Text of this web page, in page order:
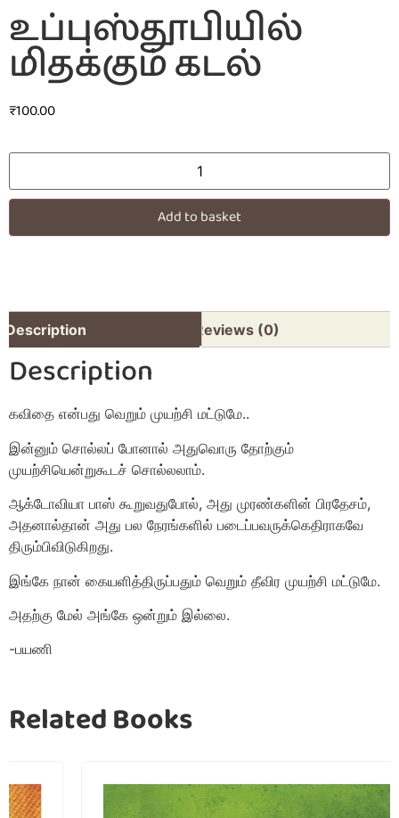
உப்புஸ்தூபியில்
மிதக்கும் கடல்
₹100.00
Add to basket
Description Reviews (0)
Description
கவிதை என்பது வெறும் முயற்சி மட்டுமே..
இன்னும் சொல்லப் போனால் அதுவொரு தோற்கும்
முயற்சியென்றுகூடச் சொல்லலாம்.
ஆக்டோவியா பாஸ் கூறுவதுபோல், அது முரண்களின் பிரதேசம்,
அதனால்தான் அது பல நேரங்களில் படைப்பவருக்கெதிராகவே
திரும்பிவிடுகிறது.
இங்கே நான் கையளித்திருப்பதும் வெறும் தீவிர முயற்சி மட்டுமே.
அதற்கு மேல் அங்கே ஒன்றும் இல்லை.
-பயணி
Related Books